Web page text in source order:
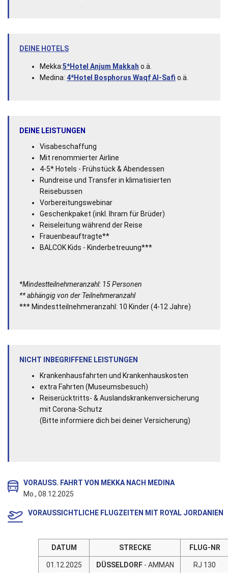
DEINE HOTELS
Mekka:5*Hotel Anjum Makkah o.ä.
Medina: 4*Hotel Bosphorus Waqf Al-Safi o.ä.
DEINE LEISTUNGEN
Visabeschaffung
Mit renommierter Airline
4-5* Hotels - Frühstück & Abendessen
Rundreise und Transfer in klimatisierten
Reisebussen
Vorbereitungswebinar
Geschenkpaket (inkl. Ihram für Brüder)
Reiseleitung während der Reise
Frauenbeauftragte**
BALCOK Kids - Kinderbetreuung***
*Mindestteilnehmeranzahl: 15 Personen
** abhängig von der Teilnehmeranzahl
*** Mindestteilnehmeranzahl: 10 Kinder (4-12 Jahre)
NICHT INBEGRIFFENE LEISTUNGEN
Krankenhausfahrten und Krankenhauskosten
extra Fahrten (Museumsbesuch)
Reiserücktritts- & Auslandskrankenversicherung
mit Corona-Schutz
(Bitte informiere dich bei deiner Versicherung)
VORAUSS. FAHRT VON MEKKA NACH MEDINA
Mo., 08.12.2025
VORAUSSICHTLICHE FLUGZEITEN MIT ROYAL JORDANIEN
DATUM STRECKE FLUG-NR
01.12.2025 DÜSSELDORF - AMMAN RJ 130